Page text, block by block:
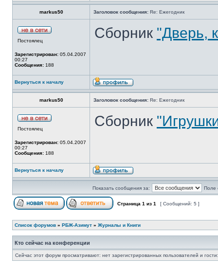
markus50 Заголовок сообщения: Re: Ежегодник
Постоялец
Зарегистрирован: 05.04.2007
00:27
Сообщения: 188
Сборник "Дверь,
Вернуться к началу
markus50 Заголовок сообщения: Re: Ежегодник
Постоялец
Зарегистрирован: 05.04.2007
00:27
Сообщения: 188
Сборник
Вернуться к началу
Показать сообщения за: Поле
Страница 1 из 1 [ Сообщений: 5 ]
Список форумов » РБЖ-Азимут » Журналы и Книги
Кто сейчас на конференции
Сейчас этот форум просматривают: нет зарегистрированных пользователей и